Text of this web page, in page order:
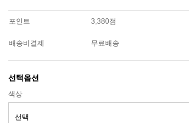
포인트 3,380점
배송비결제 무료배송
선택옵션
색상